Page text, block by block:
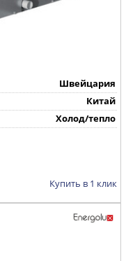
Швейцария
Китай
Холод/тепло
Купить в 1 клик